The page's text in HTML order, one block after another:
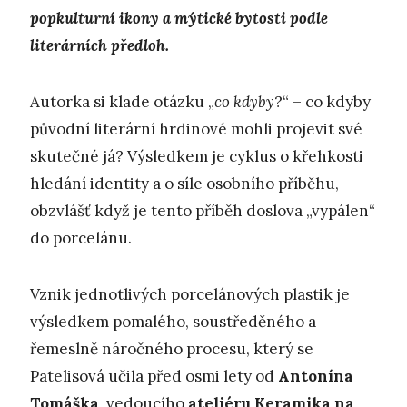
popkulturní ikony a mýtické bytosti podle
literárních předloh.
Autorka si klade otázku „co kdyby?“ – co kdyby
původní literární hrdinové mohli projevit své
skutečné já? Výsledkem je cyklus o křehkosti
hledání identity a o síle osobního příběhu,
obzvlášť když je tento příběh doslova „vypálen“
do porcelánu.
Vznik jednotlivých porcelánových plastik je
výsledkem pomalého, soustředěného a
řemeslně náročného procesu, který se
Patelisová učila před osmi lety od Antonína